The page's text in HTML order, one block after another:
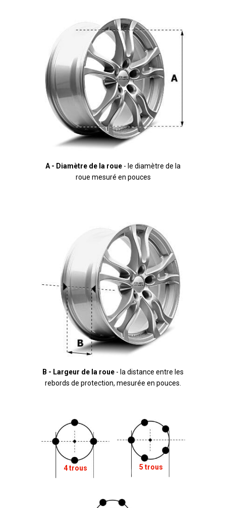
A - Diamètre de la roue - le diamètre de la
roue mesuré en pouces
B - Largeur de la roue - la distance entre les
rebords de protection, mesurée en pouces.
4 trous 5 trous